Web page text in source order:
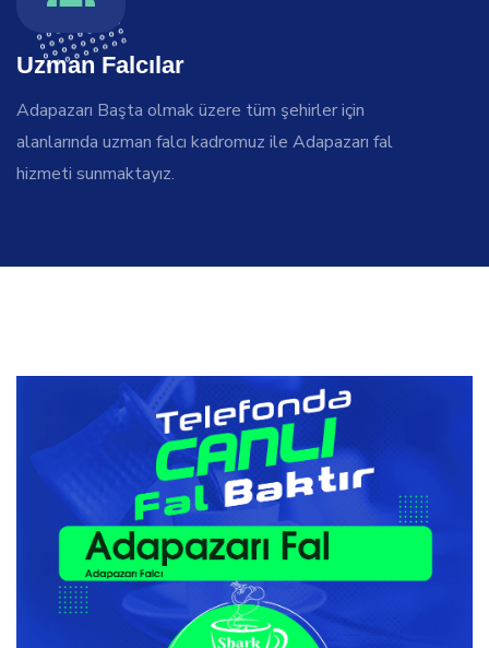
Uzman Falcılar
Adapazarı Başta olmak üzere tüm şehirler için
alanlarında uzman falcı kadromuz ile Adapazarı fal
hizmeti sunmaktayız.